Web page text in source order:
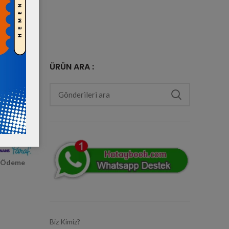
ÜRÜN ARA :
Biz Kimiz?